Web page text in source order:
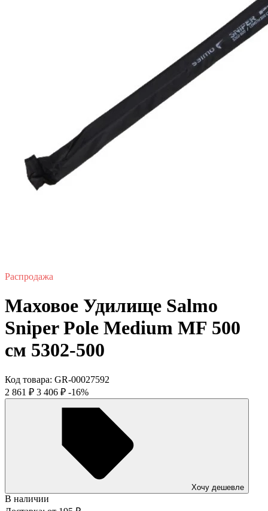
Распродажа
Маховое Удилище Salmo
Sniper Pole Medium MF 500
см 5302-500
Код товара: GR-00027592
2 861 ₽ 3 406 ₽ -16%
Хочу дешевле
В наличии